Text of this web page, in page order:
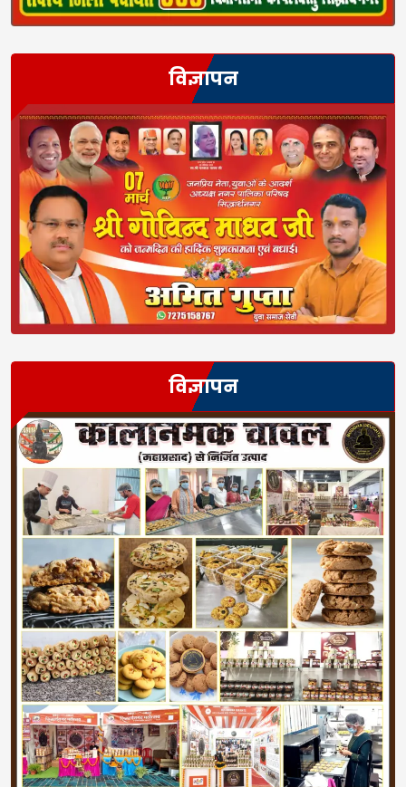
विज्ञापन
विज्ञापन